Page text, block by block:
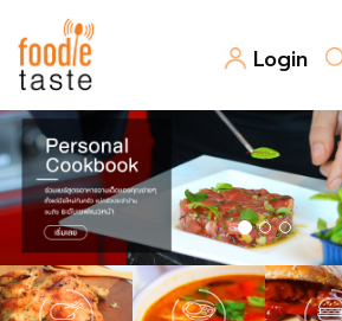
Login
สูตรอาหาร
สูตรอาหารล่าสุด
Top Foodie
พาไปชิม
สารพันก้นครัว